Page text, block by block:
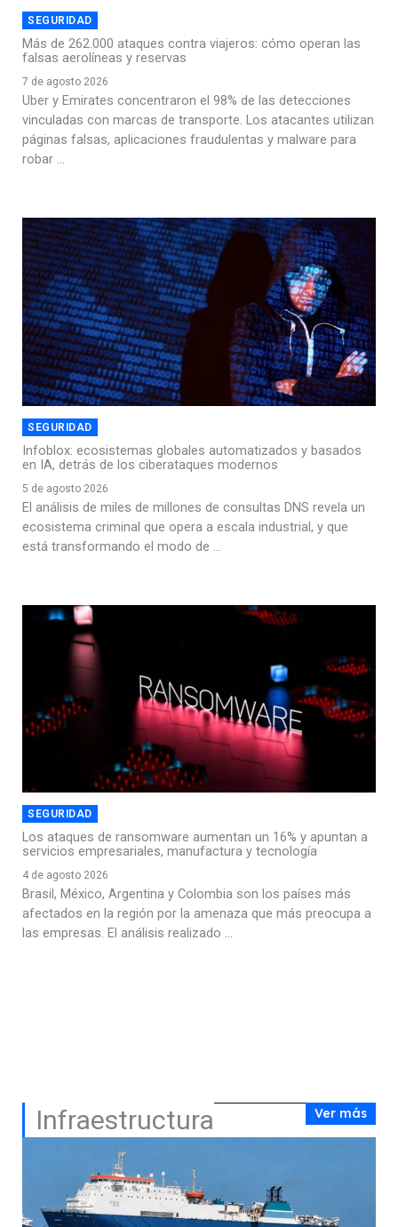
SEGURIDAD
Más de 262.000 ataques contra viajeros: cómo operan las
falsas aerolíneas y reservas
7 de agosto 2026
Uber y Emirates concentraron el 98% de las detecciones
vinculadas con marcas de transporte. Los atacantes utilizan
páginas falsas, aplicaciones fraudulentas y malware para
robar ...
SEGURIDAD
Infoblox: ecosistemas globales automatizados y basados
en IA, detrás de los ciberataques modernos
5 de agosto 2026
El análisis de miles de millones de consultas DNS revela un
ecosistema criminal que opera a escala industrial, y que
está transformando el modo de ...
SEGURIDAD
Los ataques de ransomware aumentan un 16% y apuntan a
servicios empresariales, manufactura y tecnología
4 de agosto 2026
Brasil, México, Argentina y Colombia son los países más
afectados en la región por la amenaza que más preocupa a
las empresas. El análisis realizado ...
Infraestructura Ver más